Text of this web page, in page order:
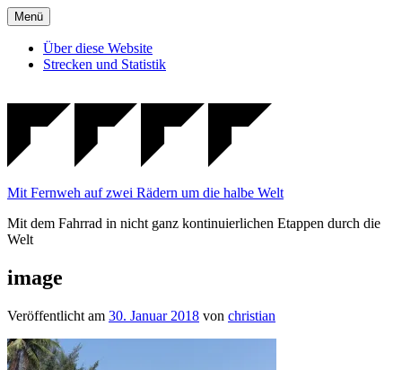
Zum
Inhalt
springen
Menü
Über diese Website
Strecken und Statistik
Mit Fernweh auf zwei Rädern um die halbe Welt
Mit dem Fahrrad in nicht ganz kontinuierlichen Etappen durch die
Welt
image
Veröffentlicht am 30. Januar 2018 von christian